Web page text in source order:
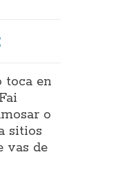
en
o
sitios
vas de